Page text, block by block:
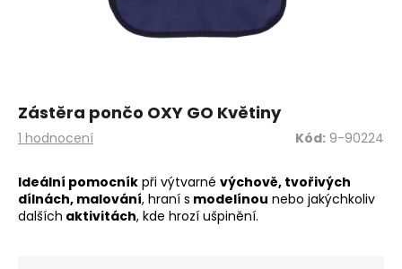
Průměrné
produktu
je
5,0
z
1 hodnocení
Zástěra pončo OXY GO Květiny
Kód: 9-90224
Ideální pomocník při výtvarné výchově, tvořivých
dílnách, malování, hraní s modelínou nebo jakýchkoliv
dalších aktivitách, kde hrozí ušpinění.
?
HLEDAT